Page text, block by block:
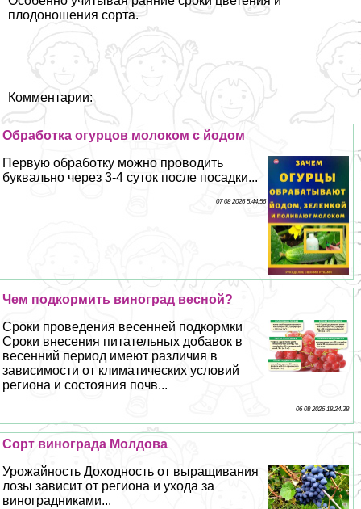
плодоношения сорта.
Комментарии:
Обработка огурцов молоком с йодом
Первую обработку можно проводить
буквально через 3-4 суток после посадки...
07 08 2026 5:44:56
Чем подкормить виноград весной?
Сроки проведения весенней подкормки
Сроки внесения питательных добавок в
весенний период имеют различия в
зависимости от климатических условий
региона и состояния почв...
06 08 2026 18:24:38
Сорт винограда Молдова
Урожайность Доходность от выращивания
лозы зависит от региона и ухода за
виноградниками...